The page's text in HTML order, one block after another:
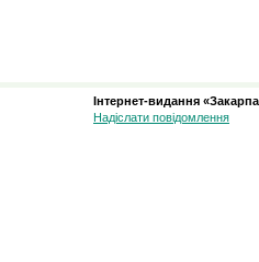
Інтернет-видання
Надіслати повідомлення